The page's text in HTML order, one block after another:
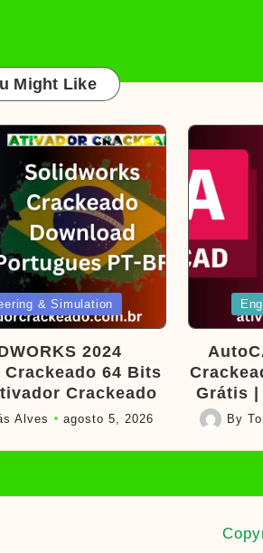
Might Like
& Simulation
2024
Crackeado 64 Bits
Crackeado
Alves agosto 5, 2026
Posted
in
Grátis |
Posted
by
By